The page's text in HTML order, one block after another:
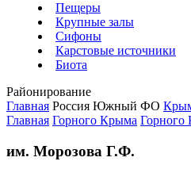
Пещеры
Крупные залы
Сифоны
Карстовые источники
Биота
Районирование
Главная Россия Южный ФО
Главная Горного Крыма Горного
им. Морозова Г.Ф.